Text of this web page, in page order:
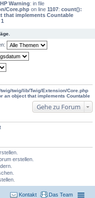
Warning: in file
Core.php on line 1107: count():
that implements Countable
1
twig/lib/Twig/Extension/Core.php
an object that implements Countable
Gehe zu Forum
erstellen.
Das Team
Kontakt